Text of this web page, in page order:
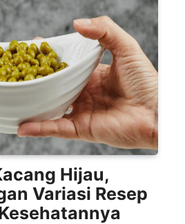
Hijau,
Variasi Resep